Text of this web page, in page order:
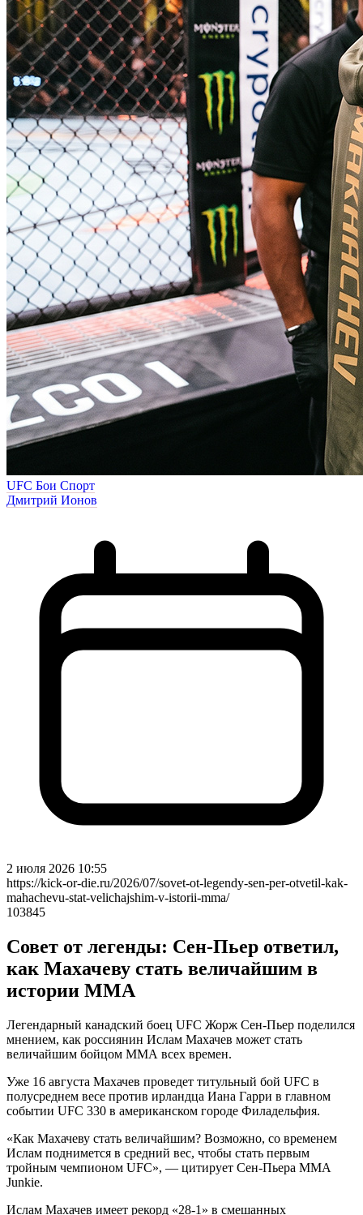
UFC Бои Спорт
Дмитрий Ионов
2 июля 2026 10:55
https://kick-or-die.ru/2026/07/sovet-ot-legendy-sen-per-otvetil-kak-
mahachevu-stat-velichajshim-v-istorii-mma/
103845
Совет от легенды: Сен-Пьер ответил,
как Махачеву стать величайшим в
истории ММА
Легендарный канадский боец UFC Жорж Сен-Пьер поделился
мнением, как россиянин Ислам Махачев может стать
величайшим бойцом ММА всех времен.
Уже 16 августа Махачев проведет титульный бой UFC в
полусреднем весе против ирландца Иана Гарри в главном
событии UFC 330 в американском городе Филадельфия.
«Как Махачеву стать величайшим? Возможно, со временем
Ислам поднимется в средний вес, чтобы стать первым
тройным чемпионом UFC», — цитирует Сен-Пьера MMA
Junkie.
Ислам Махачев имеет рекорд «28-1» в смешанных